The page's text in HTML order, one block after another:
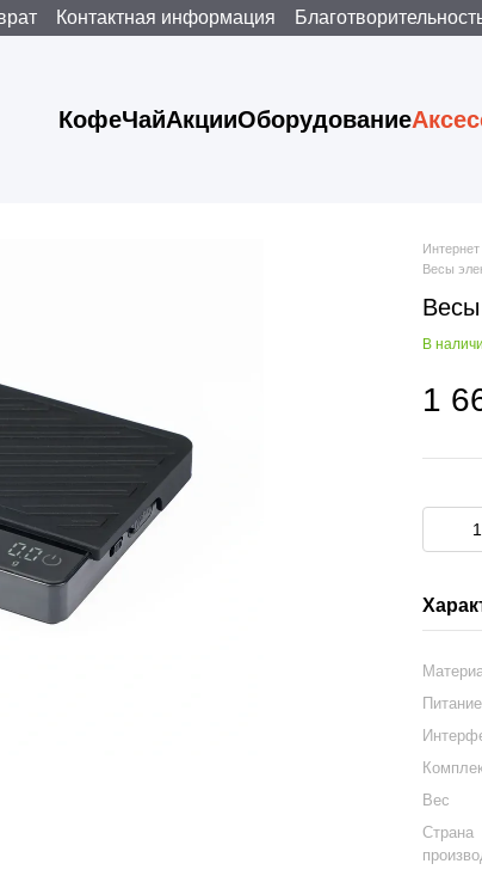
Контактная информация
оферта
КофеЧайАкцииОборудование
Весы
Весы
В
1
Питание
Вес
Страна